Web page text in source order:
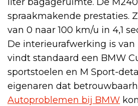
spraakmakende prestaties.
van 0 naar 100 km/u in 4,1
De interieurafwerking is van
vindt standaard een BMW
sportstoelen en M Sport-
eigenaren dat
Autoproblemen bij BMW